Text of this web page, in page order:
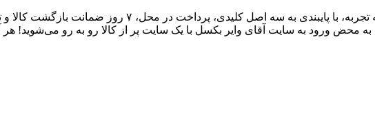
آقای وایر بکسل به عنوان یکی از قدیمی‌ترین فروشگاه های اینترنتی با بیش از یک دهه
محض ورود به سایت آقای وایر بکسل با یک سایت پر از کالا رو به رو می‌شوید! هر